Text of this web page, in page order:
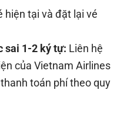
hiện tại và đặt lại vé
sai 1-2 ký tự: Liên hệ
của Vietnam Airlines
toán phí theo quy